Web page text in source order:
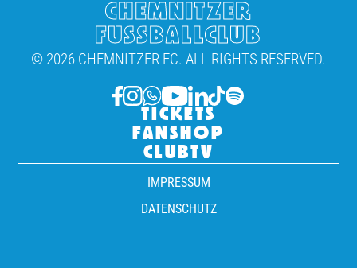
CHEMNITZER
FUSSBALLCLUB
© 2026 CHEMNITZER FC. ALL RIGHTS RESERVED.
TICKETS
FANSHOP
CLUBTV
IMPRESSUM
DATENSCHUTZ